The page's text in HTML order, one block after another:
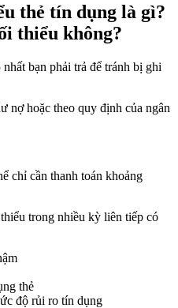
thẻ tín dụng là gì?
thiểu không?
bạn phải trả để tránh bị ghi
nợ hoặc theo quy định của ngân
chỉ cần thanh toán khoảng
trong nhiều kỳ liên tiếp có
thẻ
độ rủi ro tín dụng